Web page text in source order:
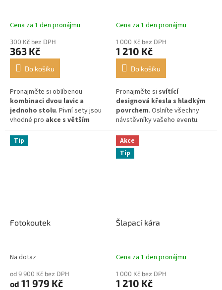
Cena za 1 den pronájmu
300 Kč bez DPH
363 Kč
Do košíku
Pronajměte si oblíbenou
kombinaci dvou lavic a
jednoho stolu. Pivní sety jsou
vhodné pro akce s větším
počtem návštěvníků.
Cena za 1 den pronájmu
1 000 Kč bez DPH
1 210 Kč
Do košíku
Pronajměte si svítící
designová křesla s hladkým
povrchem. Oslníte všechny
návstěvníky vašeho eventu.
Tip
Fotokoutek
Na dotaz
od 9 900 Kč bez DPH
od 11 979 Kč
Akce
Tip
Šlapací kára
Cena za 1 den pronájmu
1 000 Kč bez DPH
1 210 Kč